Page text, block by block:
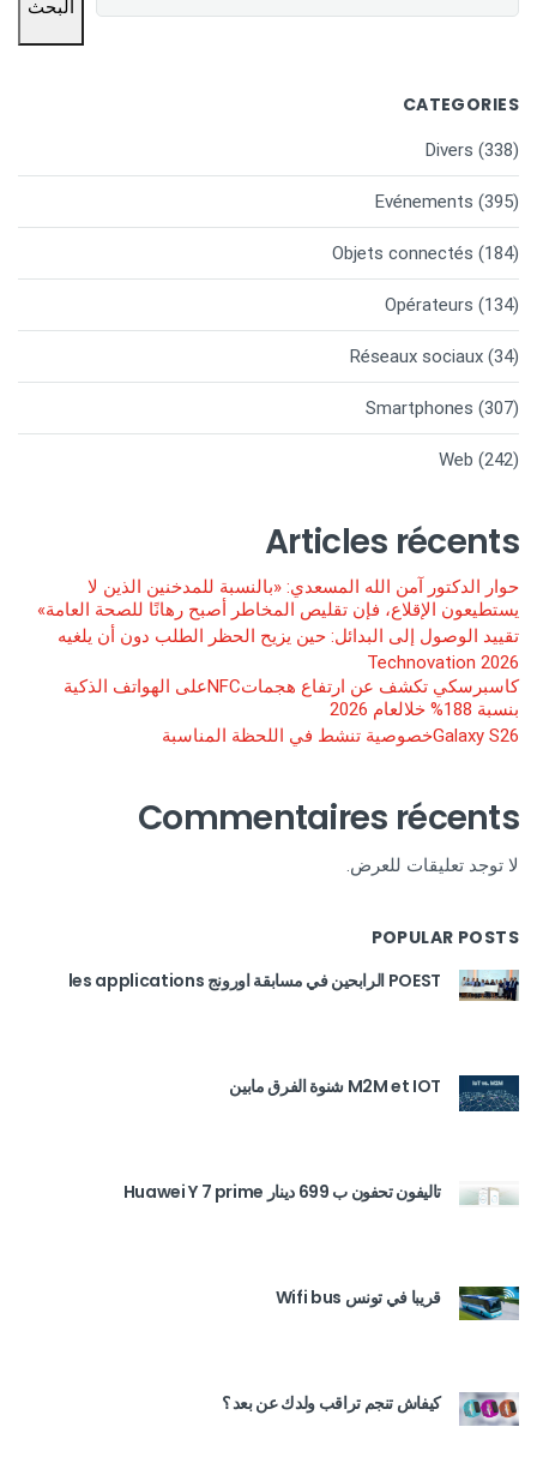
البحث
CATEGORIES
Divers (338)
Evénements (395)
Objets connectés (184)
Opérateurs (134)
Réseaux sociaux (34)
Smartphones (307)
Web (242)
Articles récents
حوار الدكتور آمن الله المسعدي: «بالنسبة للمدخنين الذين لا
يستطيعون الإقلاع، فإن تقليص المخاطر أصبح رهانًا للصحة العامة»
تقييد الوصول إلى البدائل: حين يزيح الحظر الطلب دون أن يلغيه
Technovation 2026
كاسبرسكي تكشف عن ارتفاع هجماتNFCعلى الهواتف الذكية
بنسبة 188% خلالعام 2026
Galaxy S26خصوصية تنشط في اللحظة المناسبة
Commentaires récents
لا توجد تعليقات للعرض.
POPULAR POSTS
POEST الرابحين في مسابقة اورونج les applications
M2M et IOT شنوة الفرق مابين
تاليفون تحفون ب 699 دينار Huawei Y 7 prime
قريبا في تونس Wifi bus
كيفاش تنجم تراقب ولدك عن بعد ؟